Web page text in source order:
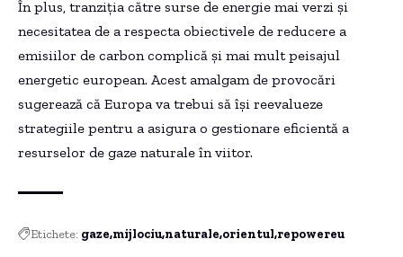
În plus, tranziția către surse de energie mai verzi și
necesitatea de a respecta obiectivele de reducere a
emisiilor de carbon complică și mai mult peisajul
energetic european. Acest amalgam de provocări
sugerează că Europa va trebui să își reevalueze
strategiile pentru a asigura o gestionare eficientă a
resurselor de gaze naturale în viitor.
Etichete: gaze mijlociu naturale orientul repowereu